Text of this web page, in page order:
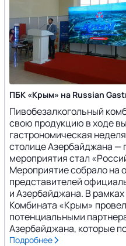
ПБК «Крым» на Russian
Пивобезалкогольный
свою продукцию в ходе
гастрономическая
столице Азербайджана —
мероприятия стал
Мероприятие собрало на
представителей
и Азербайджана. В
Комбината «Крым»
потенциальными
Азербайджана, которые
Подробнее